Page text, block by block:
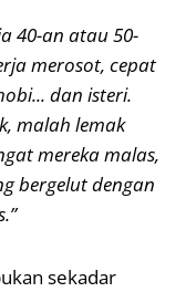
40-an atau 50-
merosot, cepat
dan isteri.
malah lemak
mereka malas,
bergelut dengan
sekadar